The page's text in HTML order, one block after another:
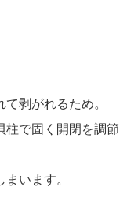
剥がれるため。
柱で固く開閉を調節
います。